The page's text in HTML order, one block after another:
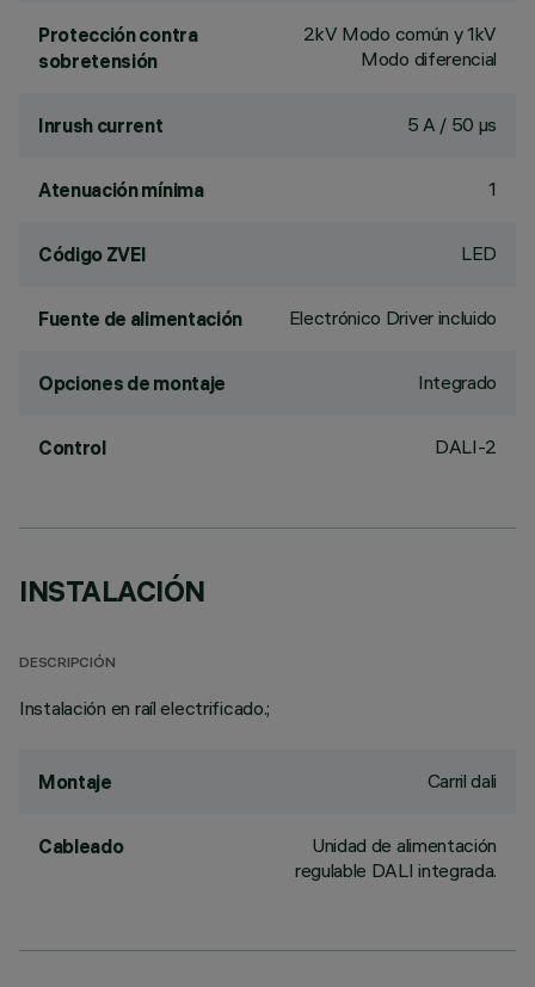
Protección contra
sobretensión
2kV Modo común y 1kV
Modo diferencial
Inrush current 5 A / 50 µs
Atenuación mínima 1
Código ZVEI LED
Fuente de alimentación Electrónico Driver incluido
Opciones de montaje Integrado
Control DALI-2
INSTALACIÓN
DESCRIPCIÓN
Instalación en raíl electrificado.;
Montaje Carril dali
Cableado
Unidad de alimentación
regulable DALI integrada.